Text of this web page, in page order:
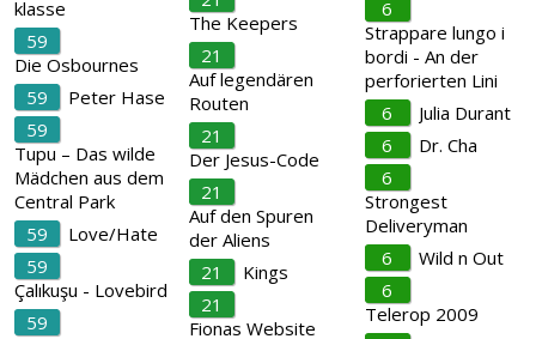
klasse
59
Die Osbournes
59
Peter Hase
59
Tupu – Das wilde
Mädchen aus dem
Central Park
59
Love/Hate
59
Çalıkuşu - Lovebird
59
The Keepers
21
Auf legendären
Routen
21
Der Jesus-Code
21
Auf den Spuren
der Aliens
21
Kings
21
Fionas Website
6
Strappare lungo i
bordi - An der
perforierten Lini
6
Julia Durant
6
Dr. Cha
6
Strongest
Deliveryman
6
Wild n Out
6
Telerop 2009